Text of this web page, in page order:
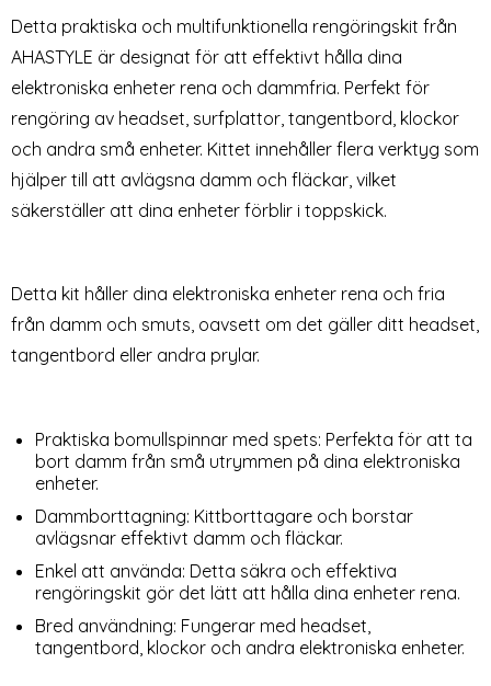
Svart
rea pris
89 kr
Tillgänglighet:
Köp
För Telefon/Hörlurar/Dator Svart
Active Stylus Touchpenna Vit
rea pris
239 kr tidigare pris
Tillgänglighet:
Köp
Active Stylus
Detta praktiska och multifunktionella rengöringskit från
AHASTYLE är designat för att effektivt hålla dina
elektroniska enheter rena och dammfria. Perfekt för
rengöring av headset, surfplattor, tangentbord, klockor
och andra små enheter. Kittet innehåller flera verktyg som
hjälper till att avlägsna damm och fläckar, vilket
säkerställer att dina enheter förblir i toppskick.
Detta kit håller dina elektroniska enheter rena och fria
från damm och smuts, oavsett om det gäller ditt headset,
tangentbord eller andra prylar.
Praktiska bomullspinnar med spets: Perfekta för att ta
bort damm från små utrymmen på dina elektroniska
enheter.
Dammborttagning: Kittborttagare och borstar
avlägsnar effektivt damm och fläckar.
Enkel att använda: Detta säkra och effektiva
rengöringskit gör det lätt att hålla dina enheter rena.
Bred användning: Fungerar med headset,
tangentbord, klockor och andra elektroniska enheter.